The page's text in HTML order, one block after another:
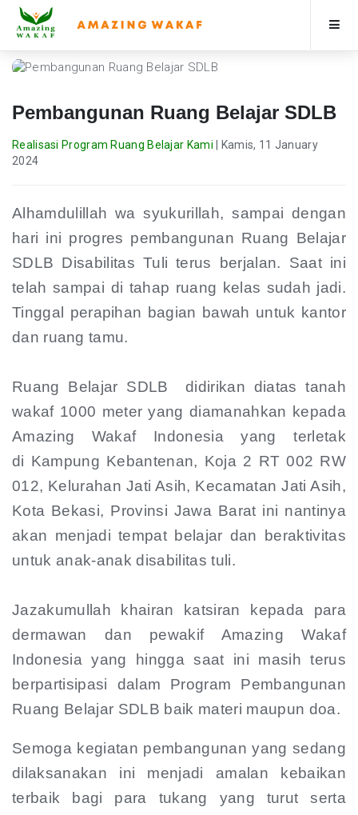
Beranda
Berita & Artikel
Profile
Donasi
Pembangunan Ruang Belajar SDLB
Realisasi Program Ruang Belajar Kami
Kamis, 11 January
2024
Alhamdulillah wa syukurillah, sampai dengan
hari ini progres pembangunan Ruang Belajar
SDLB Disabilitas Tuli terus berjalan. Saat ini
telah sampai di tahap ruang kelas sudah jadi.
Tinggal perapihan bagian bawah untuk kantor
dan ruang tamu.
Ruang Belajar SDLB didirikan diatas tanah
wakaf 1000 meter yang diamanahkan kepada
Amazing Wakaf Indonesia yang terletak
di Kampung Kebantenan, Koja 2 RT 002 RW
012, Kelurahan Jati Asih, Kecamatan Jati Asih,
Kota Bekasi, Provinsi Jawa Barat ini nantinya
akan menjadi tempat belajar dan beraktivitas
untuk anak-anak disabilitas tuli.
Jazakumullah khairan katsiran kepada para
dermawan dan pewakif Amazing Wakaf
Indonesia yang hingga saat ini masih terus
berpartisipasi dalam Program Pembangunan
Ruang Belajar SDLB baik materi maupun doa.
Semoga kegiatan pembangunan yang sedang
dilaksanakan ini menjadi amalan kebaikan
terbaik bagi para tukang yang turut serta